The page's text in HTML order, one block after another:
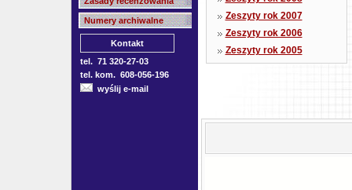
Numery archiwalne
Kontakt
tel. 71 320-27-03
tel. kom. 608-056-196
wyślij e-mail
Zeszyty rok 2007
Zeszyty rok 2006
Zeszyty rok 2005